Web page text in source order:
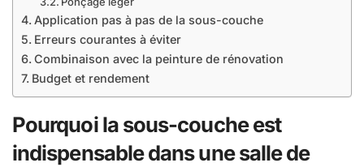
Application pas à pas de la sous-couche
Erreurs courantes à éviter
Combinaison avec la peinture de rénovation
Budget et rendement
Pourquoi la sous-couche est
indispensable dans une salle de